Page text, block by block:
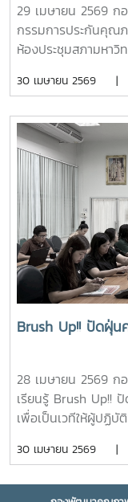
29 เมษายน 2569
กรรมการประกันคุณ
ห้องประชุมสภามหาวิ
การประชุมครั้งนี้ ผู้เข้
EdPEx ของแต่ละส่ว
การเข้ารับการประเ
ระดับคณะ/วิทยาลัย
หน่วยตรวจประเมิน
2572# พัฒนาคุณภา
กรรมการประกันคุ
30 เมษายน 2569
Brush Up!! ปัดฝุ่น
28 เมษายน 2569
เรียนรู้ Brush Up!!
เพื่อเป็นเวทีให้ผู้ปฏิบั
จริง เพื่อให้มีแนวทาง
งานประกันคุณภาพ
30 เมษายน 2569